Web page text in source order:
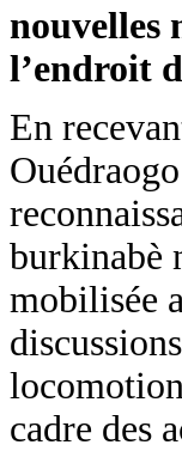
nouvelles
l’endroit
En
burkinabè
mobilisée
cadre des